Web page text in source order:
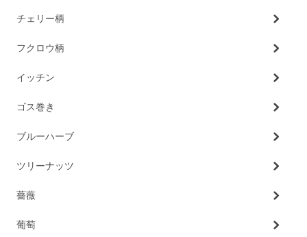
チェリー柄
フクロウ柄
イッチン
ゴス巻き
ブルーハーブ
ツリーナッツ
薔薇
葡萄